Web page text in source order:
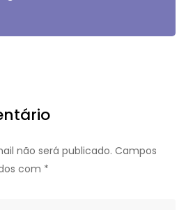
não será publicado. Campos
com *